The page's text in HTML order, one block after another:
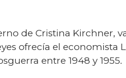
de Cristina Kirchner,
ofrecía el economista
entre 1948 y 1955.